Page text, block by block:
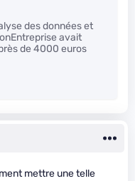
des données et
avait
de 4000 euros
mettre une telle